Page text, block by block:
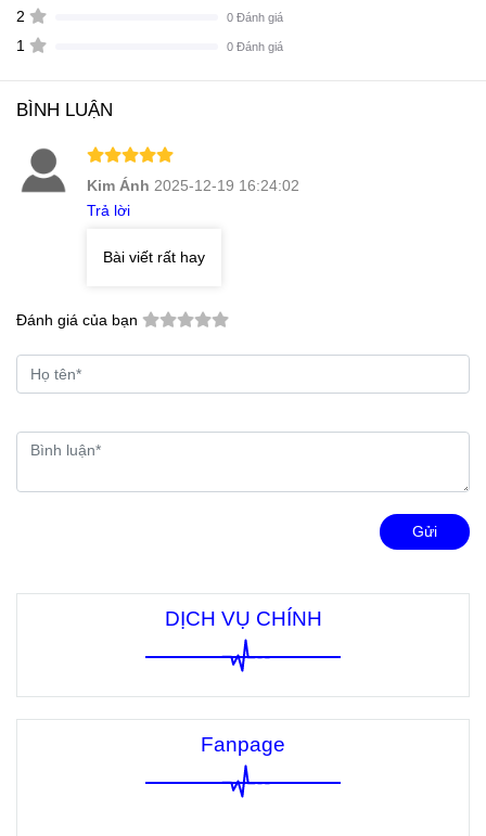
2 0 Đánh giá
1 0 Đánh giá
BÌNH LUẬN
Kim Ánh 2025-12-19 16:24:02
Trả lời
Bài viết rất hay
Đánh giá của bạn
Gửi
DỊCH VỤ CHÍNH
Fanpage